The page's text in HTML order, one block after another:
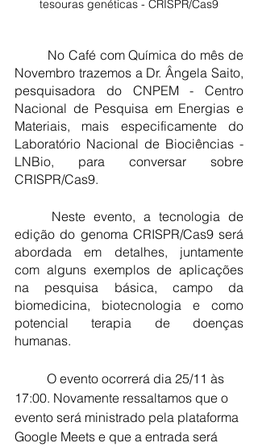
tesouras genéticas - CRISPR/Cas9
No Café com Química do mês de
Novembro trazemos a Dr. Ângela Saito,
pesquisadora do CNPEM - Centro
Nacional de Pesquisa em Energias e
Laboratório Nacional de Biociências -
LNBio, para conversar sobre
CRISPR/Cas9.
Neste evento, a tecnologia de
edição do genoma CRISPR/Cas9 será
abordada em detalhes, juntamente
com alguns exemplos de aplicações
na pesquisa básica, campo da
biomedicina, biotecnologia e como
potencial terapia de doenças
humanas.
O evento ocorrerá dia 25/11 às
17:00. Novamente ressaltamos que o
evento será ministrado pela plataforma
Google Meets e que a entrada será